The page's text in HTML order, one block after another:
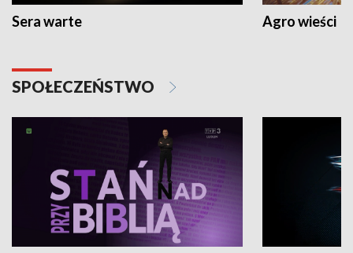
Sera warte Agro wieści
SPOŁECZEŃSTWO